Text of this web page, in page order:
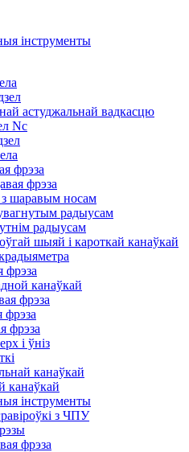
інструменты
астуджальнай вадкасцю
Nc
фрэза
фрэза
з шаравым носам
радыусам
радыусам
шыяй і кароткай канаўкай
фрэза
канаўкай
фрэза
фрэза
фрэза
і ўніз
канаўкай
канаўкай
інструменты
з ЧПУ
фрэза